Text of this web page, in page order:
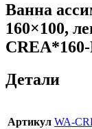
Ванна
160×100,
Детали
Артикул WA-